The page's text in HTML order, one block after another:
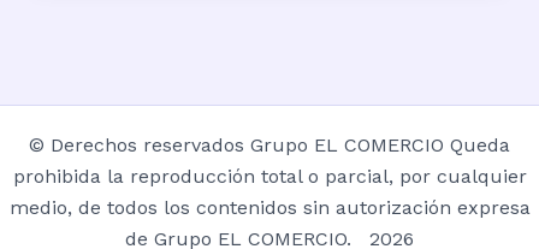
© Derechos reservados Grupo EL COMERCIO Queda
prohibida la reproducción total o parcial, por cualquier
medio, de todos los contenidos sin autorización expresa
de Grupo EL COMERCIO. 2026